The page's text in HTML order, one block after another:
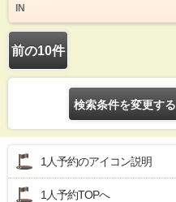
IN
前の10件
検索条件を変更する
1人予約のアイコン説明
1人予約TOPへ